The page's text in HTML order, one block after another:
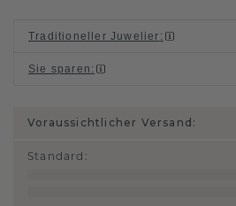
Traditioneller Juwelier :
Sie sparen :
Voraussichtlicher Versand:
Standard :